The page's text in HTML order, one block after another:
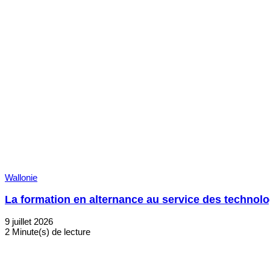
Wallonie
La formation en alternance au service des
9 juillet 2026
2 Minute(s) de lecture